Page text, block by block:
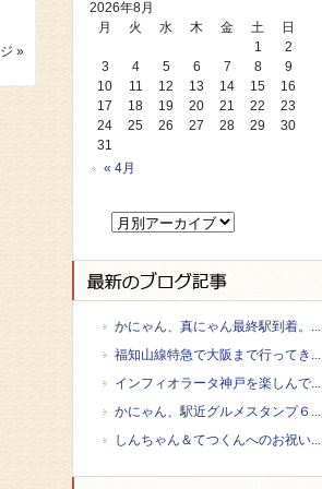
»
2026年8月
月
火 水 木 金 土
日
1
2
3
4 5 6 7 8
9
10
11 12 13 14 15
16
17
18 19 20 21 22
23
24
25 26 27 28 29
30
31
« 4月
かにゃん、真にゃん最終駅到着。...
福知山線特急で大阪まで行ってき...
インフィオラータ神戸を楽しんで...
かにゃん、駅近グルメスタンプ６...
しんちゃん＆てつくんへのお祝い...